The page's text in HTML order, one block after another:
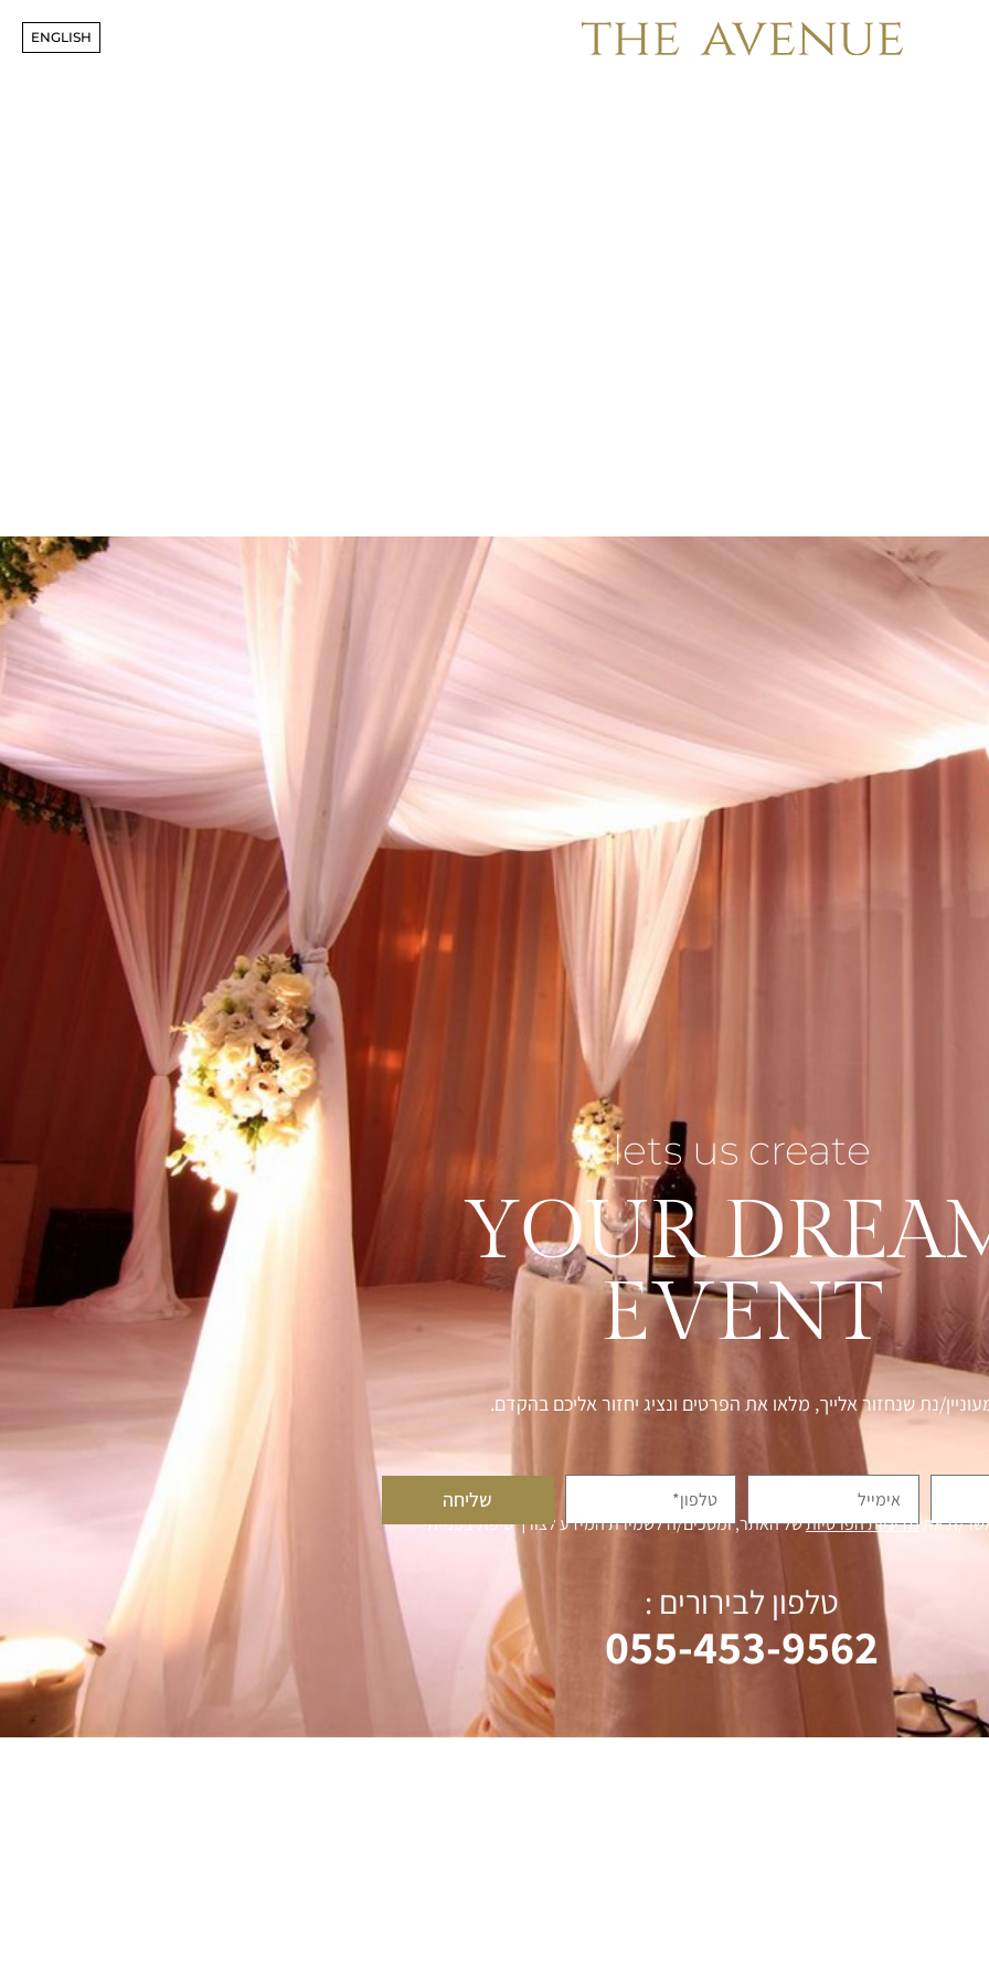
ENGLISH
lets us create
YOUR
EVENT
נת שנחזור אלייך, מלאו את הפרטים ונציג יחזור אליכם בהקדם.
ת אתמדיניות הפרטיותשל האתר, ומסכים/ה לשמירת המידע לצורך טיפול בפנייתי
שליחה
טלפון לבירורים :
055-453-9562